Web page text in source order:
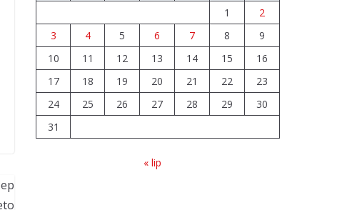
1
2
3
4 5 6 7 8
9
10
11 12 13 14 15
16
17
18 19 20 21 22
23
24
25 26 27 28 29
30
31
« lip